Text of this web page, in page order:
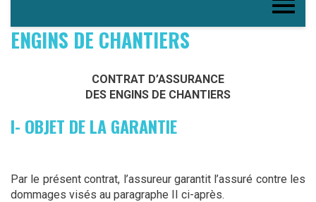
ENGINS DE CHANTIERS
CONTRAT D’ASSURANCE
DES ENGINS DE CHANTIERS
I- OBJET DE LA GARANTIE
Par le présent contrat, l’assureur garantit l’assuré contre les
dommages visés au paragraphe II ci-après.